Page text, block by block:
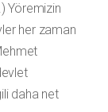
Yöremizin
her zaman
daha net